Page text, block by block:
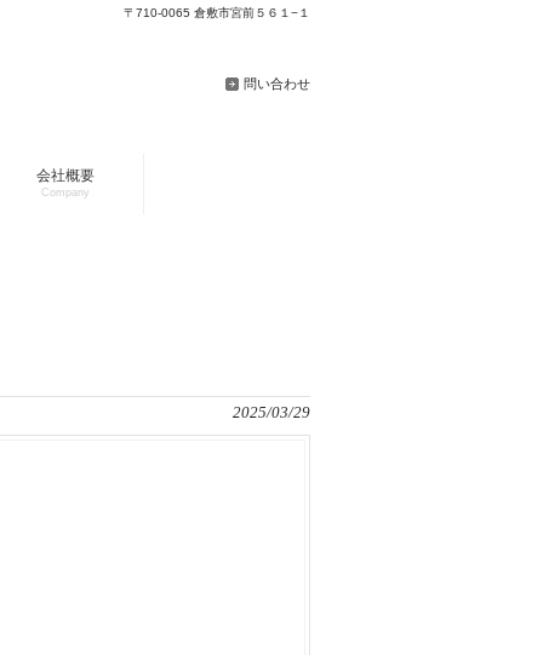
〒710-0065 倉敷市宮前５６１−１
問い合わせ
会社概要
Company
2025/03/29